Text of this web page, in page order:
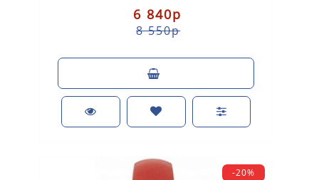
6 840р
8 550р
-20%